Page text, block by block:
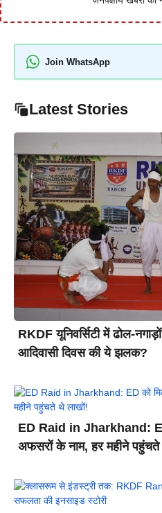
Join WhatsApp
Latest Stories
RKDF यूनिवर्सिटी में ढोल-
आदिवासी दिवस की ये झलक?
ED Raid in Jharkhand:
अफसरों के नाम, हर महीने